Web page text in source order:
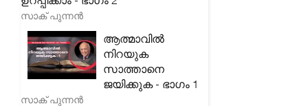
സാക് പുന്നൻ
ആത്മാവിൽ
നിറയുക
സാത്താനെ
ജയിക്കുക - ഭാഗം 1
സാക് പുന്നൻ